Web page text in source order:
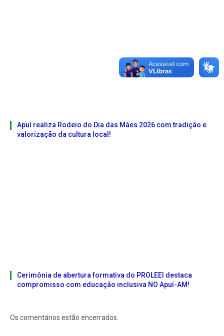
Apuí realiza Rodeio do Dia das Mães 2026 com tradição e
valorização da cultura local!
Cerimônia de abertura formativa do PROLEEI destaca
compromisso com educação inclusiva NO Apuí-AM!
Os comentários estão encerrados.